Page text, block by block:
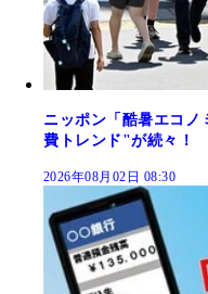
ニッポン「酷暑エコ
費トレンド"が続々！
2026年08月02日 08:30